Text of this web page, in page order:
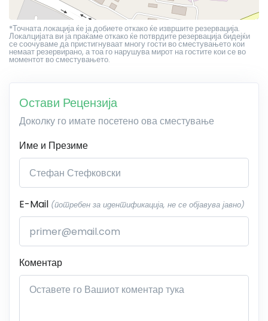
*Точната локација ќе ја добиете откако ќе извршите резервација.
Локалцијата ви ја праќаме откако ќе потврдите резервација бидејќи
се соочуваме да пристигнуваат многу гости во сместувањето кои
немаат резервирано, а тоа го нарушува мирот на гостите кои се во
моментот во сместувањето.
Остави Рецензија
Доколку го имате посетено ова сместување
Име и Презиме
E-Mail (потребен за идентификација, не се објавува јавно)
Коментар